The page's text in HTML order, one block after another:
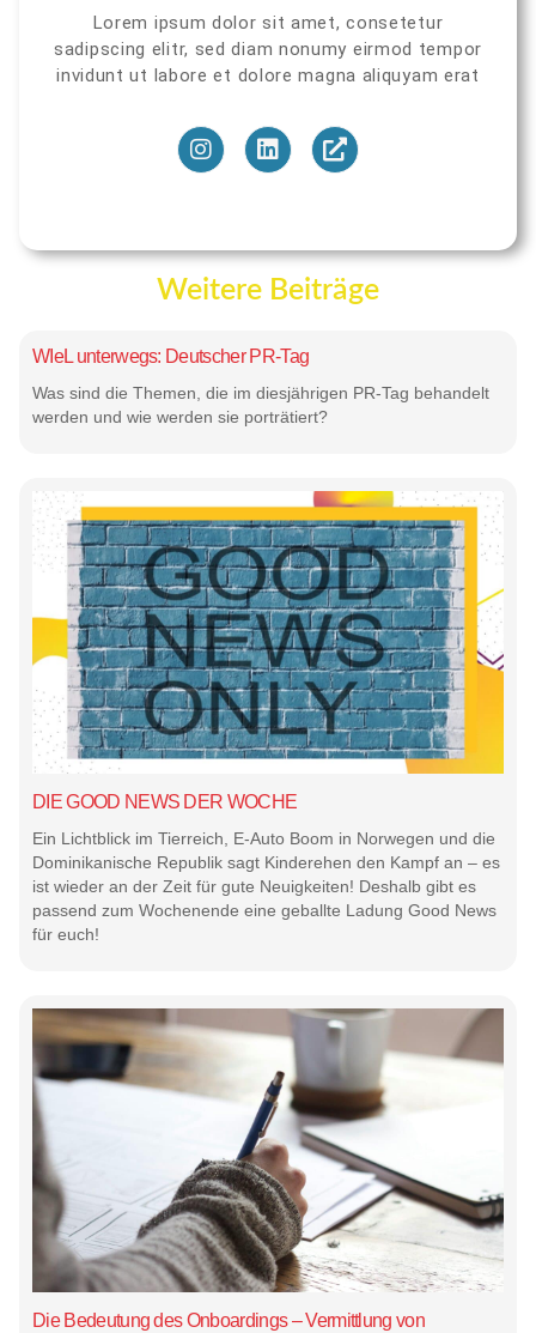
Lorem ipsum dolor sit amet, consetetur
sadipscing elitr, sed diam nonumy eirmod tempor
invidunt ut labore et dolore magna aliquyam erat
Weitere Beiträge
WIeL unterwegs: Deutscher PR-Tag
Was sind die Themen, die im diesjährigen PR-Tag behandelt
werden und wie werden sie porträtiert?
DIE GOOD NEWS DER WOCHE
Ein Lichtblick im Tierreich, E-Auto Boom in Norwegen und die
Dominikanische Republik sagt Kinderehen den Kampf an – es
ist wieder an der Zeit für gute Neuigkeiten! Deshalb gibt es
passend zum Wochenende eine geballte Ladung Good News
für euch!
Die Bedeutung des Onboardings – Vermittlung von